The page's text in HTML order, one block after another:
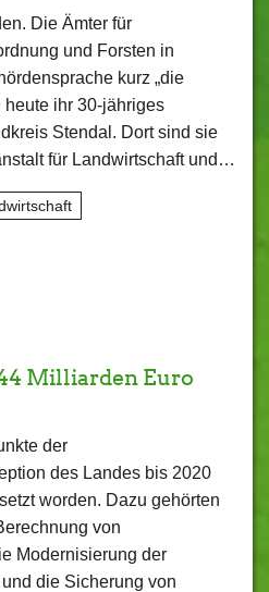
Die Ämter für
und Forsten in
kurz „die
heute ihr 30-jähriges
Stendal. Dort sind sie
für Landwirtschaft und…
Milliarden Euro
der
des Landes bis 2020
worden. Dazu gehörten
von
Modernisierung der
die Sicherung von